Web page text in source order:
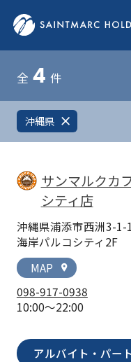
沖縄県 close
全 4 件
サンマルクカ
シティ店
沖縄県浦添市西洲3-1-
海岸パルコシティ2F
MAP
location_on
098-917-0938
10:00～22:00
アルバイト・パー